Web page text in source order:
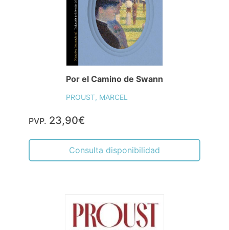
Por el Camino de Swann
PROUST, MARCEL
PVP. 23,90€
Consulta disponibilidad